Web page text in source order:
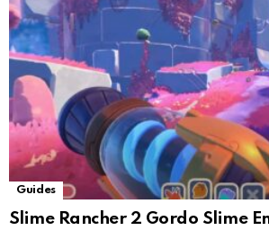
Guides
Slime Rancher 2 Gordo Slime